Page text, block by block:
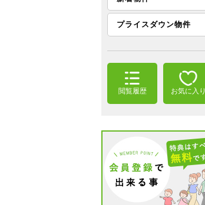
プライスダウン物件
閲覧履歴 お気に入り